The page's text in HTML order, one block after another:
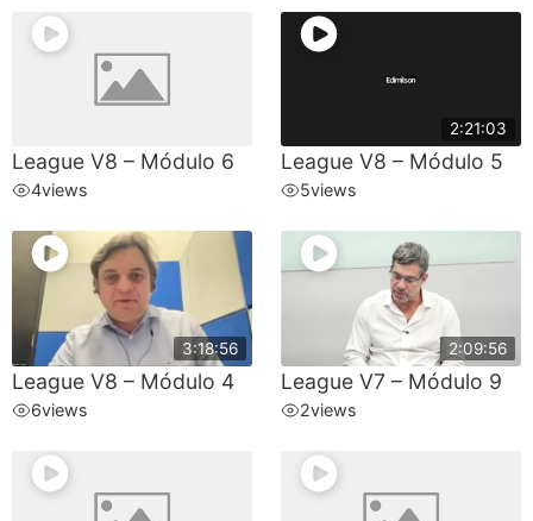
League V8 – Módulo 6
4views
2:21:03
League V8 – Módulo 5
5views
3:18:56
League V8 – Módulo 4
6views
2:09:56
League V7 – Módulo 9
2views